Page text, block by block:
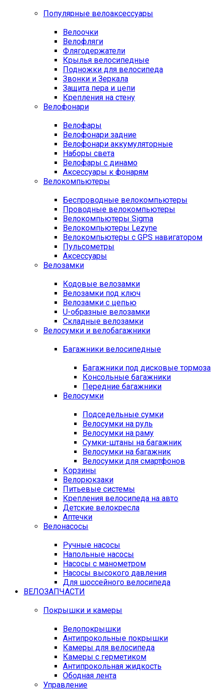
Популярные велоаксессуары
Велоочки
Велофляги
Флягодержатели
Крылья велосипедные
Подножки для велосипеда
Звонки и Зеркала
Защита пера и цепи
Крепления на стену
Велофонари
Велофары
Велофонари задние
Велофонари аккумуляторные
Наборы света
Велофары с динамо
Аксессуары к фонарям
Велокомпьютеры
Беспроводные велокомпьютеры
Проводные велокомпьютеры
Велокомпьютеры Sigma
Велокомпьютеры Lezyne
Велокомпьютеры с GPS навигатором
Пульсометры
Аксессуары
Велозамки
Кодовые велозамки
Велозамки под ключ
Велозамки с цепью
U-образные велозамки
Складные велозамки
Велосумки и велобагажники
Багажники велосипедные
Багажники под дисковые тормоза
Консольные багажники
Передние багажники
Велосумки
Подседельные сумки
Велосумки на руль
Велосумки на раму
Сумки-штаны на багажник
Велосумки на багажник
Велосумки для смартфонов
Корзины
Велорюкзаки
Питьевые системы
Крепления велосипеда на авто
Детские велокресла
Аптечки
Велонасосы
Ручные насосы
Напольные насосы
Насосы с манометром
Насосы высокого давления
Для шоссейного велосипеда
ВЕЛОЗАПЧАСТИ
Покрышки и камеры
Велопокрышки
Антипрокольные покрышки
Камеры для велосипеда
Камеры с герметиком
Антипрокольная жидкость
Ободная лента
Управление